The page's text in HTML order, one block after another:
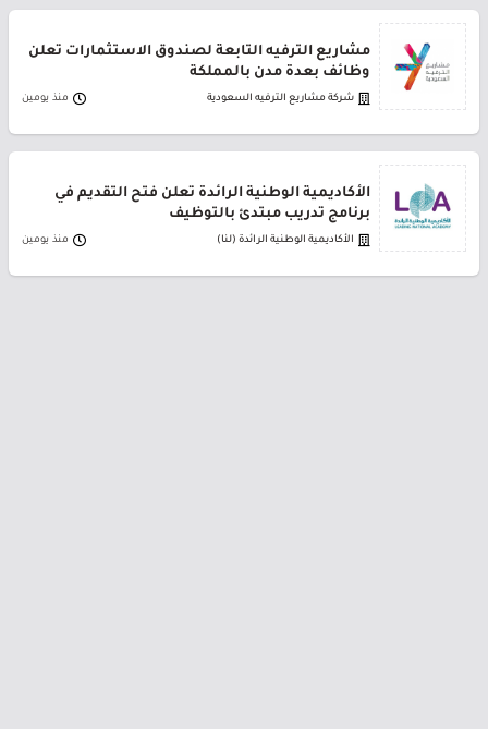
مشاريع الترفيه التابعة لصندوق الاستثمارات تعلن
وظائف بعدة مدن بالمملكة
شركة مشاريع الترفيه السعودية منذ يومين
الأكاديمية الوطنية الرائدة تعلن فتح التقديم في
برنامج تدريب مبتدئ بالتوظيف
الأكاديمية الوطنية الرائدة (لنا) منذ يومين